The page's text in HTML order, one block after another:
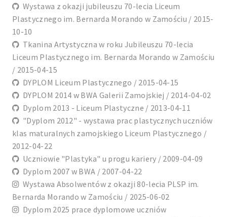
Wystawa z okazji jubileuszu 70-lecia Liceum
Plastycznego im. Bernarda Morando w Zamościu / 2015-
10-10
Tkanina Artystyczna w roku Jubileuszu 70-lecia
Liceum Plastycznego im. Bernarda Morando w Zamościu
/ 2015-04-15
DYPLOM Liceum Plastycznego / 2015-04-15
DYPLOM 2014 w BWA Galerii Zamojskiej / 2014-04-02
Dyplom 2013 - Liceum Plastyczne / 2013-04-11
"Dyplom 2012" - wystawa prac plastycznych uczniów
klas maturalnych zamojskiego Liceum Plastycznego /
2012-04-22
Uczniowie "Plastyka" u progu kariery / 2009-04-09
Dyplom 2007 w BWA / 2007-04-22
Wystawa Absolwentów z okazji 80-lecia PLSP im.
Bernarda Morando w Zamościu / 2025-06-02
Dyplom 2025 prace dyplomowe uczniów